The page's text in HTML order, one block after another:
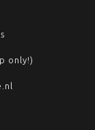
only!)